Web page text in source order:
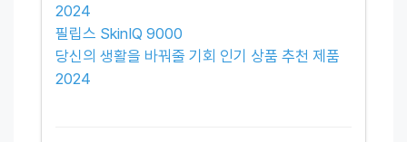
2024
필립스 SkinIQ 9000
당신의 생활을 바꿔줄 기회 인기 상품 추천 제품
2024